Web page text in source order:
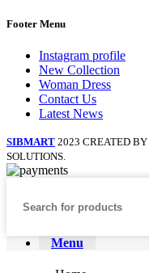
Footer Menu
Instagram profile
New Collection
Woman Dress
Contact Us
Latest News
SIBMART 2023 CREATED BY
SOLUTIONS.
Menu